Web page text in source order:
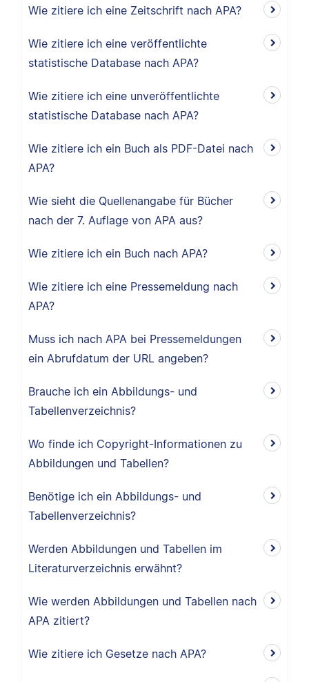
Wie zitiere ich eine Zeitschrift nach APA?
Wie zitiere ich eine veröffentlichte
statistische Database nach APA?
Wie zitiere ich eine unveröffentlichte
statistische Database nach APA?
Wie zitiere ich ein Buch als PDF-Datei nach
APA?
Wie sieht die Quellenangabe für Bücher
nach der 7. Auflage von APA aus?
Wie zitiere ich ein Buch nach APA?
Wie zitiere ich eine Pressemeldung nach
APA?
Muss ich nach APA bei Pressemeldungen
ein Abrufdatum der URL angeben?
Brauche ich ein Abbildungs- und
Tabellenverzeichnis?
Wo finde ich Copyright-Informationen zu
Abbildungen und Tabellen?
Benötige ich ein Abbildungs- und
Tabellenverzeichnis?
Werden Abbildungen und Tabellen im
Literaturverzeichnis erwähnt?
Wie werden Abbildungen und Tabellen nach
APA zitiert?
Wie zitiere ich Gesetze nach APA?